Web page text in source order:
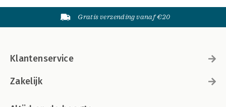
Gratis verzending vanaf €20
Klantenservice
Zakelijk